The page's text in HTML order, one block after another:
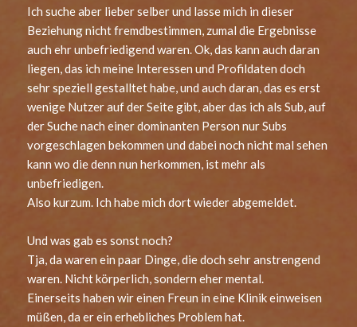
Ich suche aber lieber selber und lasse mich in dieser
Beziehung nicht fremdbestimmen, zumal die Ergebnisse
auch ehr unbefriedigend waren. Ok, das kann auch daran
liegen, das ich meine Interessen und Profildaten doch
sehr speziell gestalltet habe, und auch daran, das es erst
wenige Nutzer auf der Seite gibt, aber das ich als Sub, auf
der Suche nach einer dominanten Person nur Subs
vorgeschlagen bekommen und dabei noch nicht mal sehen
kann wo die denn nun herkommen, ist mehr als
unbefriedigen.
Also kurzum. Ich habe mich dort wieder abgemeldet.
Und was gab es sonst noch?
Tja, da waren ein paar Dinge, die doch sehr anstrengend
waren. Nicht körperlich, sondern eher mental.
Einerseits haben wir einen Freun in eine Klinik einweisen
müßen, da er ein erhebliches Problem hat.